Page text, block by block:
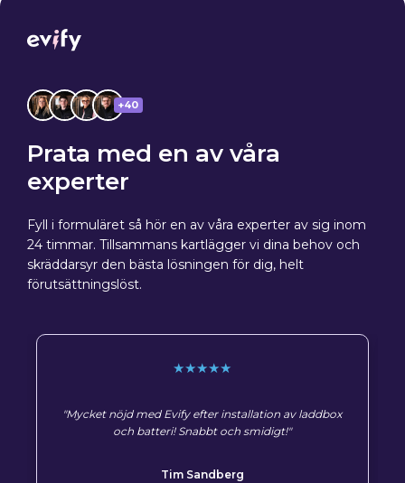
+40
Prata med en av våra
experter
Fyll i formuläret så hör en av våra experter av sig inom
24 timmar. Tillsammans kartlägger vi dina behov och
skräddarsyr den bästa lösningen för dig, helt
förutsättningslöst.
★★★★★
"Mycket nöjd med Evify efter installation av laddbox
och batteri! Snabbt och smidigt!"
Tim Sandberg